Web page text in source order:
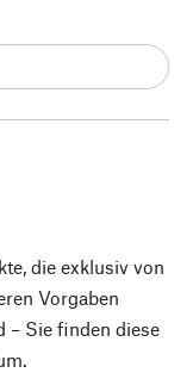
die exklusiv von
Vorgaben
– Sie finden diese